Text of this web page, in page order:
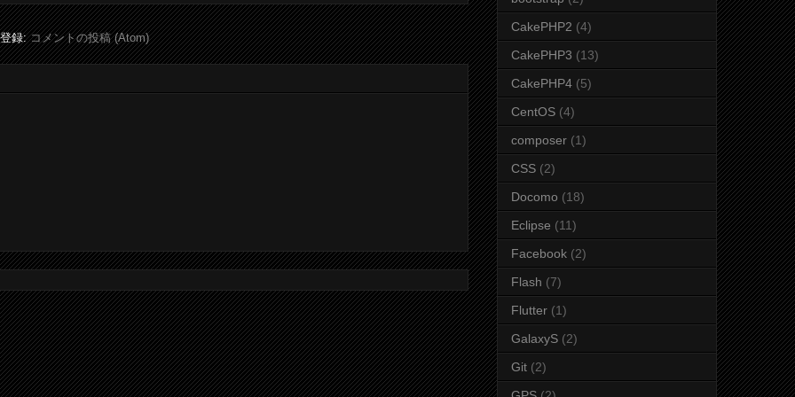
登録:コメントの投稿 (Atom)
CakePHP2 (4)
CakePHP3 (13)
CakePHP4 (5)
CentOS (4)
composer (1)
CSS (2)
Docomo (18)
Eclipse (11)
Facebook (2)
Flash (7)
Flutter (1)
GalaxyS (2)
Git (2)